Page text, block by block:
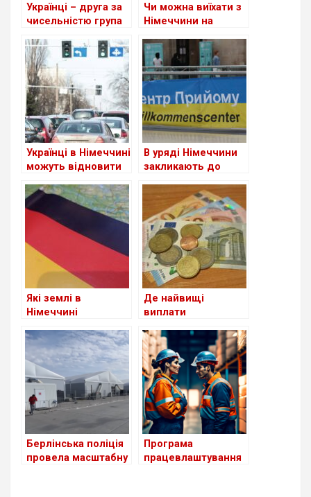
Українці – друга за
чисельністю група
Чи можна виїхати з
Німеччини на
безперешкодно
повернутися?
Українці в Німеччині
можуть відновити
посвідчення водія
В уряді Німеччини
закликають до
для шукачів
притулку: чи
стосується це
українців?
Які землі в
Німеччині
біженців із України
станом на сьогодні
Де найвищі
виплати
біженцям серед
країн Європи?
Берлінська поліція
провела масштабну
Програма
працевлаштування